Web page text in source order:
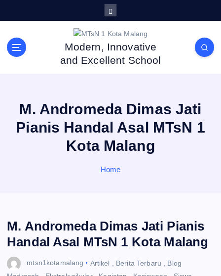
Modern, Innovative
and Excellent School
M. Andromeda Dimas Jati
Pianis Handal Asal MTsN 1
Kota Malang
Home
M. Andromeda Dimas Jati Pianis
Handal Asal MTsN 1 Kota Malang
mtsn1kotamalang Artikel Berita Terbaru
Blog